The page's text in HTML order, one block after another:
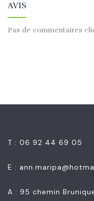
AVIS
Pas de commentaires
T : 06 92 44 69 05
E :
A : 95 chemin